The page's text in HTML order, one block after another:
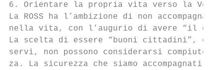
6. Orientare la propria vita verso la
La ROSS ha l’ambizione di non
nella vita, con l’augurio di avere “il
La scelta di essere “buoni cittadini”,
servi, non possono considerarsi compiute
za. La sicurezza che siamo accompagnati